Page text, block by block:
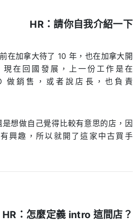
HR：請你自我介紹一下
在加拿大待了 10 年，也在加拿大開
在回國發展，上一份工作是在
做銷售，或者說店長，也負責
是想做自己覺得比較有意思的店，因
興趣，所以就開了這家中古買手
HR：怎麼定義 intro 這間店？